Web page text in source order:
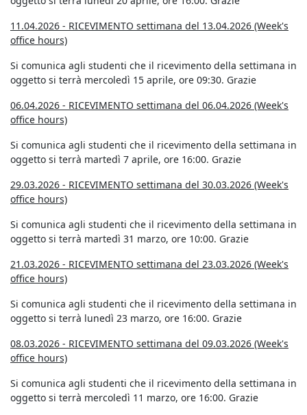
11.04.2026 - RICEVIMENTO settimana del 13.04.2026 (Week's
office hours)
Si comunica agli studenti che il ricevimento della settimana in
oggetto si terrà mercoledì 15 aprile, ore 09:30. Grazie
06.04.2026 - RICEVIMENTO settimana del 06.04.2026 (Week's
office hours)
Si comunica agli studenti che il ricevimento della settimana in
oggetto si terrà martedì 7 aprile, ore 16:00. Grazie
29.03.2026 - RICEVIMENTO settimana del 30.03.2026 (Week's
office hours)
Si comunica agli studenti che il ricevimento della settimana in
oggetto si terrà martedì 31 marzo, ore 10:00. Grazie
21.03.2026 - RICEVIMENTO settimana del 23.03.2026 (Week's
office hours)
Si comunica agli studenti che il ricevimento della settimana in
oggetto si terrà lunedì 23 marzo, ore 16:00. Grazie
08.03.2026 - RICEVIMENTO settimana del 09.03.2026 (Week's
office hours)
Si comunica agli studenti che il ricevimento della settimana in
oggetto si terrà mercoledì 11 marzo, ore 16:00. Grazie